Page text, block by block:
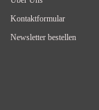
Kontaktformular
Newsletter bestellen